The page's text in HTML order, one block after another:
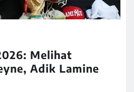
Melihat
Adik Lamine